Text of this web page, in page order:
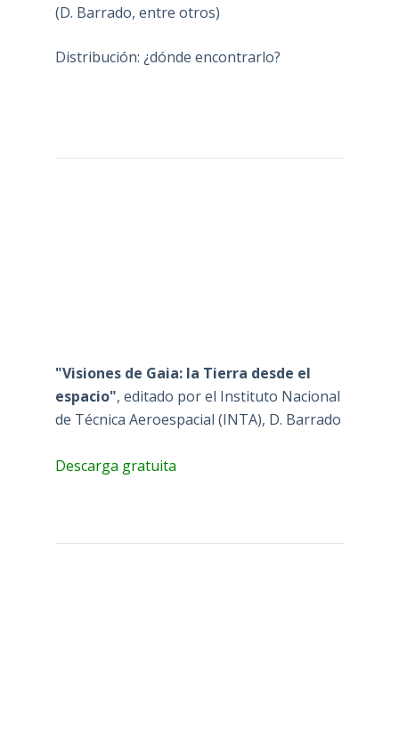
(D. Barrado, entre otros)
Distribución: ¿dónde encontrarlo?
"Visiones de Gaia: la Tierra desde el
espacio", editado por el Instituto Nacional
de Técnica Aeroespacial (INTA), D. Barrado
Descarga gratuita